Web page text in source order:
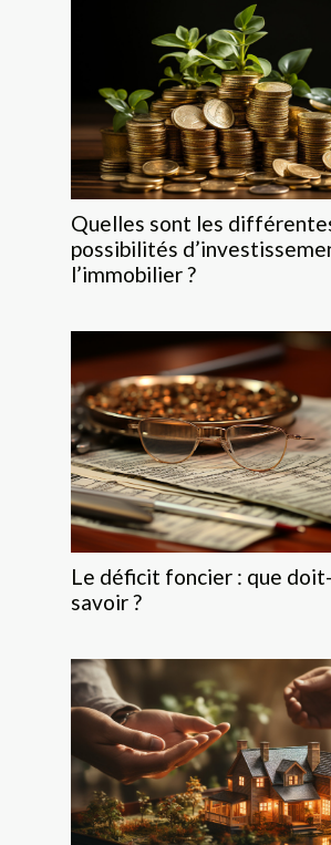
Quelles sont les
possibilités
l’immobilier ?
Le déficit foncier : que
savoir ?